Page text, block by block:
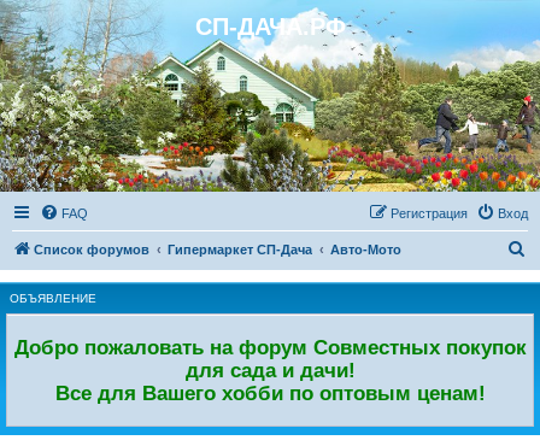
Регистрация СП-ДАЧА.РФ
FAQ Вход
Регистрация
Список форумов Гипермаркет СП-Дача Авто-Мото
ОБЪЯВЛЕНИЕ
Добро пожаловать на форум Совместных покупок
для сада и дачи!
Все для Вашего хобби по оптовым ценам!